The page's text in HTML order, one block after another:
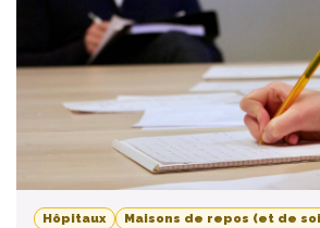
Hôpitaux Maisons de repos (et de